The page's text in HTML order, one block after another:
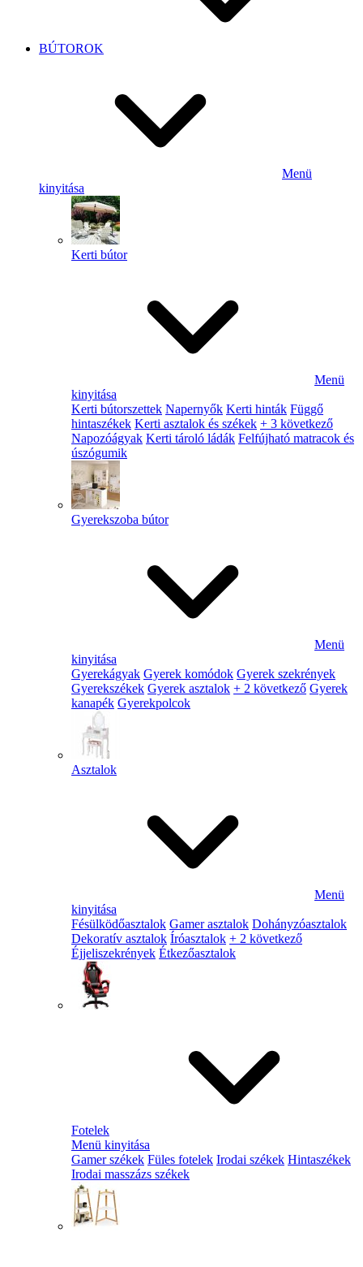
BÚTOROK
Menü
kinyitása
Kerti bútor
Menü
kinyitása
Kerti bútorszettek Napernyők Kerti hinták Függő
hintaszékek Kerti asztalok és székek + 3 következő
Napozóágyak Kerti tároló ládák Felfújható matracok és
úszógumik
Gyerekszoba bútor
Menü
kinyitása
Gyerekágyak Gyerek komódok Gyerek szekrények
Gyerekszékek Gyerek asztalok + 2 következő Gyerek
kanapék Gyerekpolcok
Asztalok
Menü
kinyitása
Fésülködőasztalok Gamer asztalok Dohányzóasztalok
Dekoratív asztalok Íróasztalok + 2 következő
Éjjeliszekrények Étkezőasztalok
Fotelek
Menü kinyitása
Gamer székek Füles fotelek Irodai székek Hintaszékek
Irodai masszázs székek